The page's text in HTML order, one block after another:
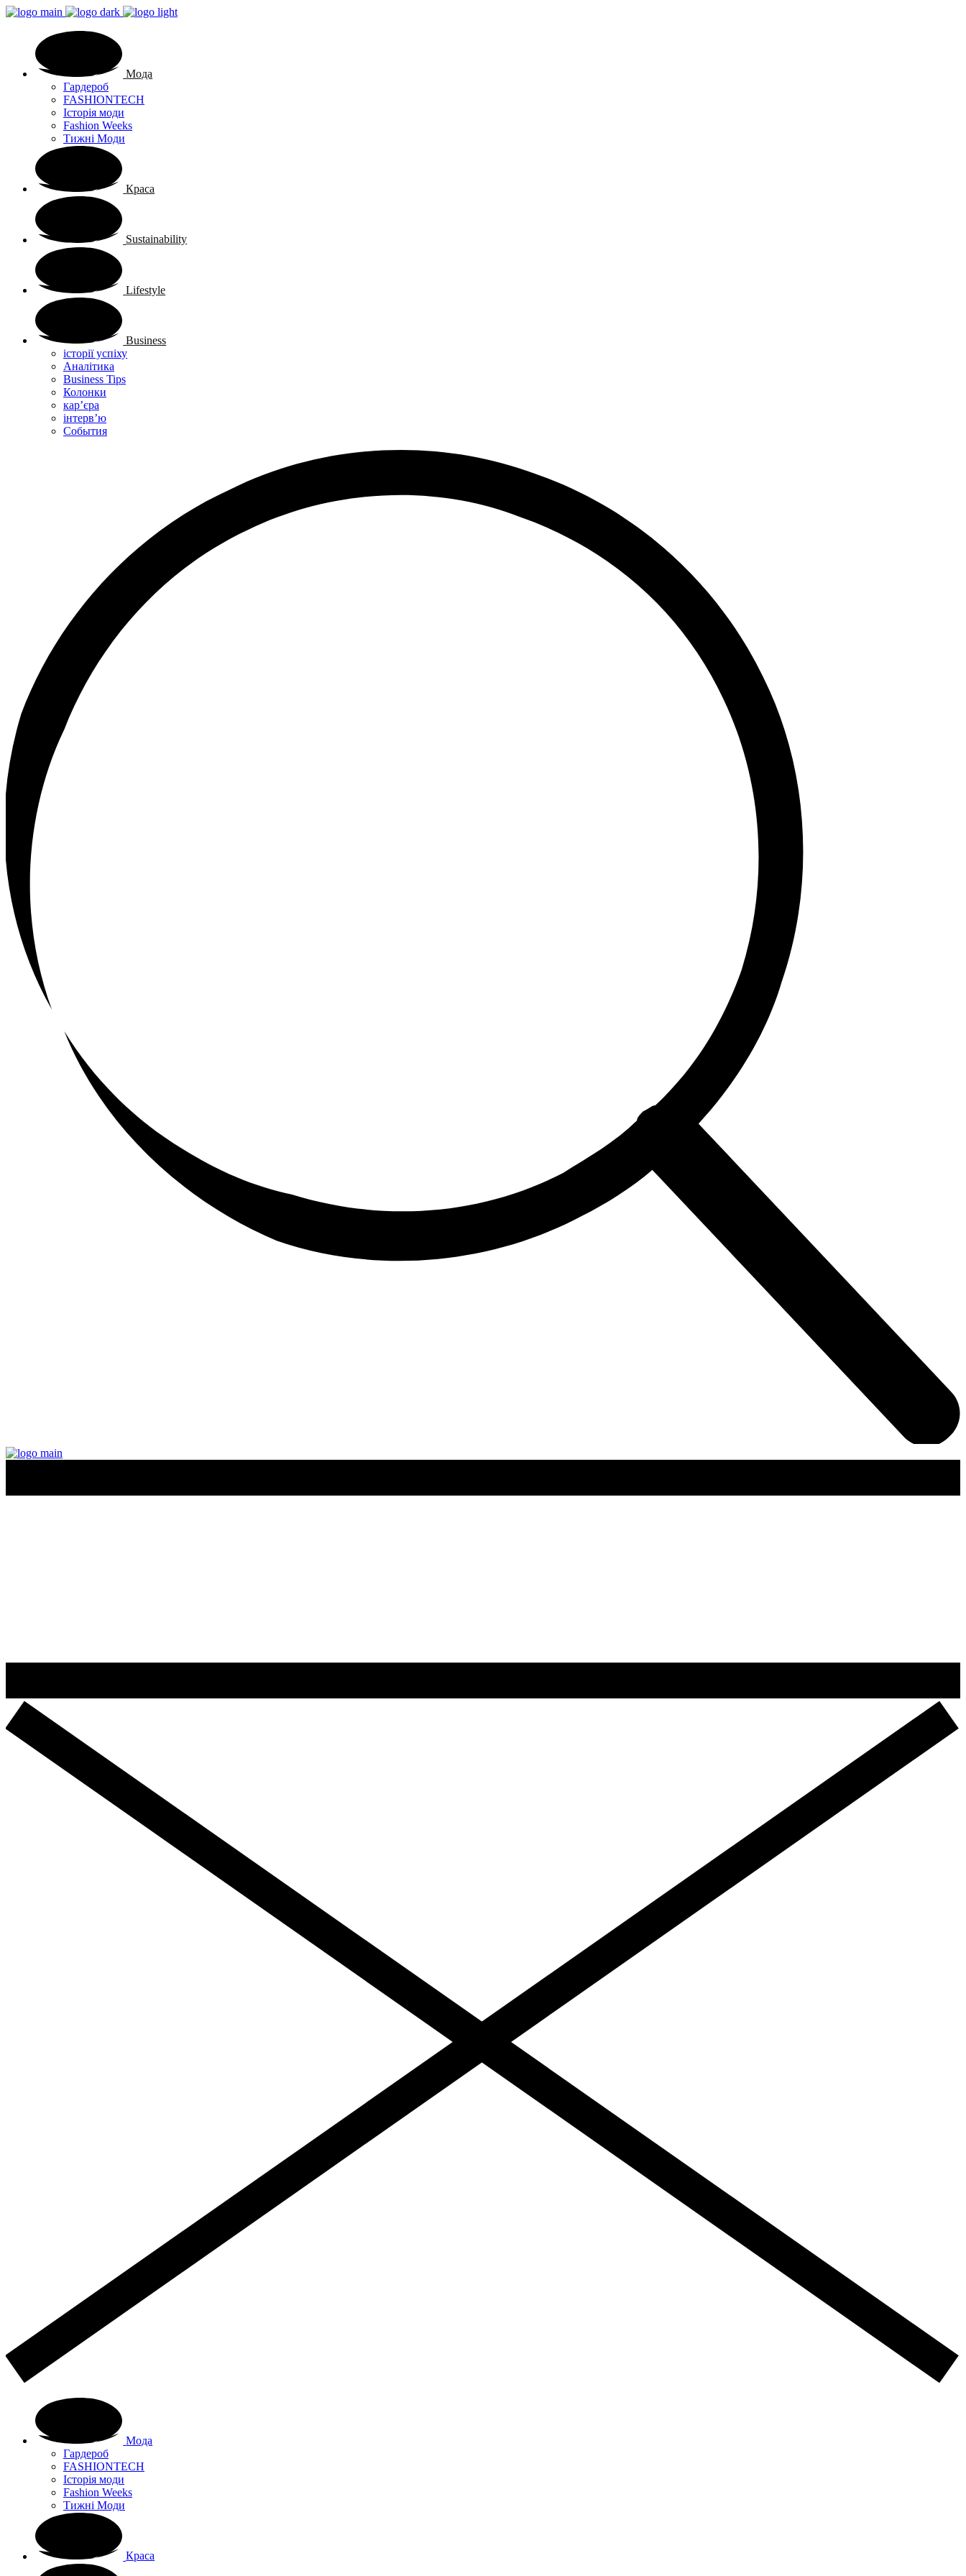
Мода
Гардероб
FASHIONTECH
Історія моди
Fashion Weeks
Тижні Моди
Краса
Sustainability
Lifestyle
Business
історії успіху
Аналітика
Business Tips
Колонки
кар’єра
інтерв’ю
Cобытия
Мода
Гардероб
FASHIONTECH
Історія моди
Fashion Weeks
Тижні Моди
Краса